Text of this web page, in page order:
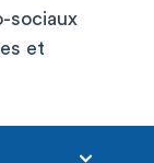
sociaux
et